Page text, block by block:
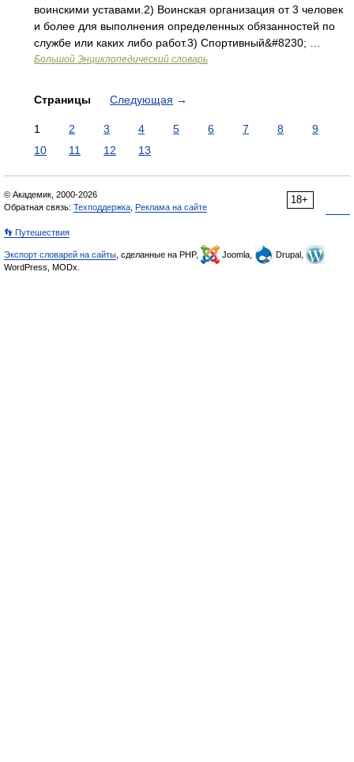
воинскими уставами.2) Воинская организация от 3 человек
и более для выполнения определенных обязанностей по
службе или каких либо работ.3) Спортивный&#8230; …
Большой Энциклопедический словарь
Страницы Следующая →
1 2 3 4 5 6 7 8
9
10
11 12 13
18+
© Академик, 2000-2026
Обратная связь: Техподдержка Реклама на сайте
👣 Путешествия
Экспорт словарей на сайты , сделанные на PHP, Joomla,
Drupal,
WordPress, MODx.